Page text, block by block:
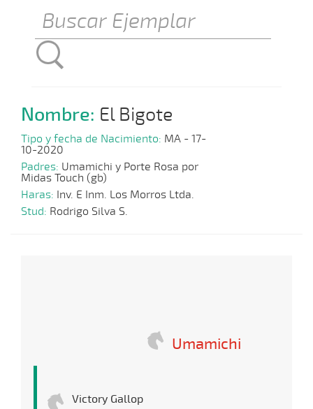
Nombre: El Bigote
Tipo y fecha de Nacimiento: MA - 17-
10-2020
Padres: Umamichi y Porte Rosa por
Midas Touch (gb)
Haras: Inv. E Inm. Los Morros Ltda.
Stud: Rodrigo Silva S.
Umamichi
Victory Gallop